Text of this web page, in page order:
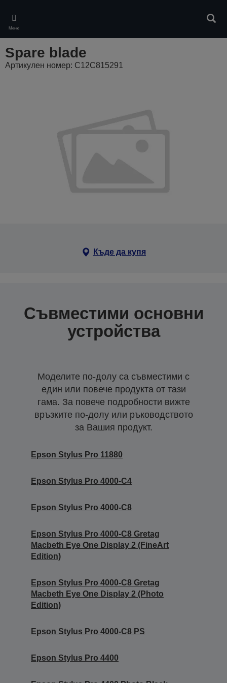
main
content
Меню
Spare blade
Артикулен номер: C12C815291
Къде да купя
Съвместими основни
устройства
Моделите по-долу са съвместими с
един или повече продукта от тази
гама. За повече подробности вижте
връзките по-долу или ръководството
за Вашия продукт.
Epson Stylus Pro 11880
Epson Stylus Pro 4000-C4
Epson Stylus Pro 4000-C8
Epson Stylus Pro 4000-C8 Gretag
Macbeth Eye One Display 2 (FineArt
Edition)
Epson Stylus Pro 4000-C8 Gretag
Macbeth Eye One Display 2 (Photo
Edition)
Epson Stylus Pro 4000-C8 PS
Epson Stylus Pro 4400